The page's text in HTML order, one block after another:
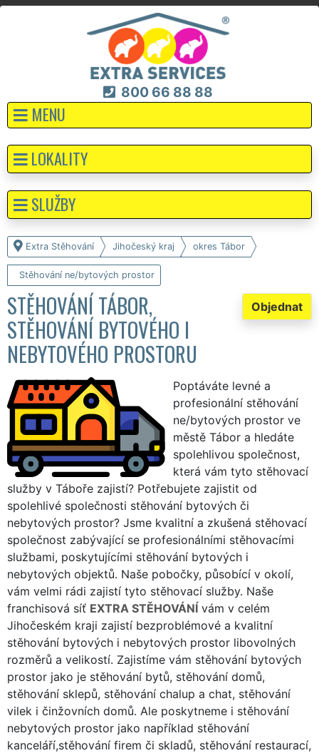
800 66 88 88
MENU
Extra Stěhování Jihočeský kraj okres Tábor
Stěhování ne/bytových prostor
Objednat
STĚHOVÁNÍ TÁBOR,
STĚHOVÁNÍ BYTOVÉHO I
NEBYTOVÉHO PROSTORU
Poptáváte levné a
profesionální stěhování
ne/bytových prostor ve
městě Tábor a hledáte
spolehlivou společnost,
která vám tyto stěhovací
služby v Táboře zajistí? Potřebujete zajistit od
spolehlivé společnosti stěhování bytových či
nebytových prostor? Jsme kvalitní a zkušená stěhovací
společnost zabývající se profesionálními stěhovacími
službami, poskytujícími stěhování bytových i
nebytových objektů. Naše pobočky, působící v okolí,
vám velmi rádi zajistí tyto stěhovací služby. Naše
franchisová síť EXTRA STĚHOVÁNÍ vám v celém
Jihočeském kraji zajistí bezproblémové a kvalitní
stěhování bytových i nebytových prostor libovolných
rozměrů a velikostí. Zajistíme vám stěhování bytových
prostor jako je stěhování bytů, stěhování domů,
stěhování sklepů, stěhování chalup a chat, stěhování
vilek i činžovních domů. Ale poskytneme i stěhování
nebytových prostor jako například stěhování
kanceláří,stěhování firem či skladů, stěhování restaurací,
LOKALITY
SLUŽBY